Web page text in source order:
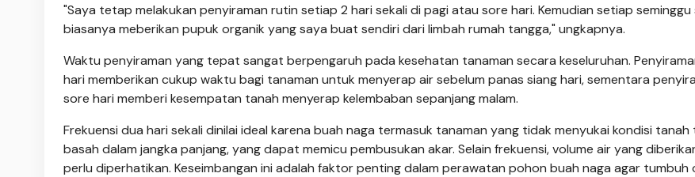
"Saya tetap melakukan penyiraman rutin setiap 2 hari sekali di pagi atau sore hari. Kemudian setiap seminggu
biasanya meberikan pupuk organik yang saya buat sendiri dari limbah rumah tangga," ungkapnya.
Waktu penyiraman yang tepat sangat berpengaruh pada kesehatan tanaman secara keseluruhan.
hari memberikan cukup waktu bagi tanaman untuk menyerap air sebelum panas siang hari, sementara
sore hari memberi kesempatan tanah menyerap kelembaban sepanjang malam.
Frekuensi dua hari sekali dinilai ideal karena buah naga termasuk tanaman yang tidak menyukai kondisi tanah
basah dalam jangka panjang, yang dapat memicu pembusukan akar. Selain frekuensi, volume air yang
perlu diperhatikan. Keseimbangan ini adalah faktor penting dalam perawatan pohon buah naga agar tumbuh